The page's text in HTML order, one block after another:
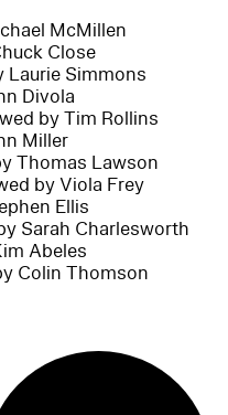
McMillen
Close
Laurie Simmons
Divola
by Tim Rollins
Miller
Thomas Lawson
by Viola Frey
Ellis
Sarah Charlesworth
Abeles
Colin Thomson